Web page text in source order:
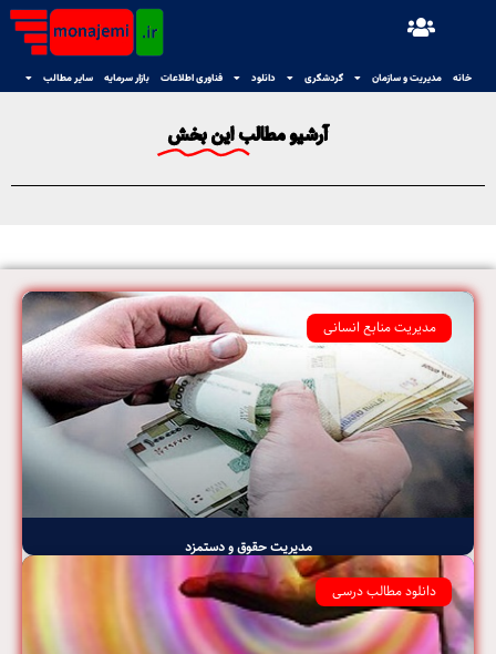
خانه مدیریت و سازمان گردشگری دانلود فناوری اطلاعات بازار سرمایه سایر مطالب
آرشیو مطالب این بخش
مدیریت منابع انسانی
مدیریت حقوق و دستمزد
دانلود مطالب درسی